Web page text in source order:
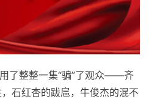
用了整整一集“骗”了观众——齐
，石红杏的跋扈，牛俊杰的混不